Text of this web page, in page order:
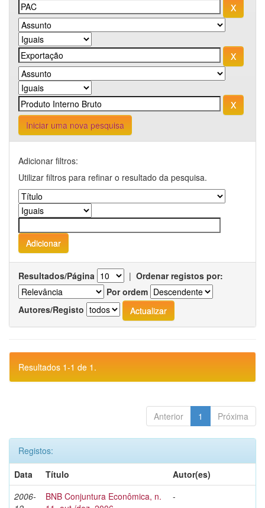
Iniciar uma nova pesquisa
Adicionar filtros:
Utilizar filtros para refinar o resultado da pesquisa.
Resultados/Página | Ordenar registos por:
Por ordem
Autores/Registo
Resultados 1-1 de 1.
Anterior 1 Próxima
Registos:
Data
Título
Autor(es)
2006-
BNB Conjuntura Econômica, n.
-